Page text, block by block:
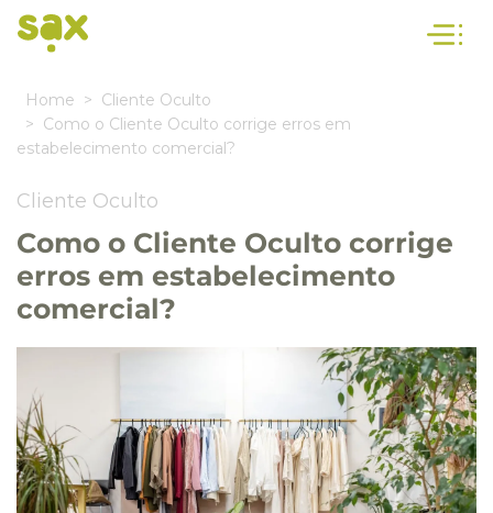
Home
Cliente Oculto
Como o Cliente Oculto corrige erros em
estabelecimento comercial?
Cliente Oculto
Como o Cliente Oculto corrige
erros em estabelecimento
comercial?